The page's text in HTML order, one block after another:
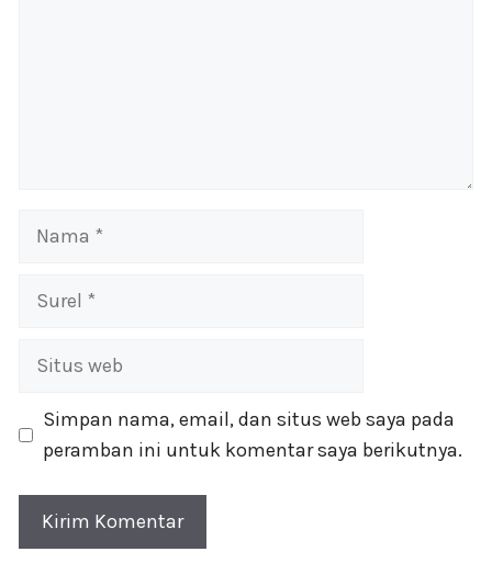
Nama
Surel
Situs
Simpan nama, email, dan situs web saya pada
peramban ini untuk komentar saya berikutnya.